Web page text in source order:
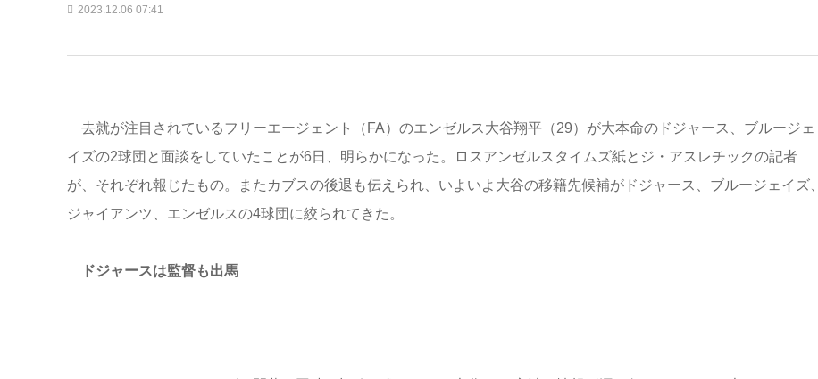
2023.12.06 07:41
去就が注目されているフリーエージェント（FA）のエンゼルス大谷翔平（29）が大本命のドジャース、ブルージェ
イズの2球団と面談をしていたことが6日、明らかになった。ロスアンゼルスタイムズ紙とジ・アスレチックの記者
が、それぞれ報じたもの。またカブスの後退も伝えられ、いよいよ大谷の移籍先候補がドジャース、ブルージェイズ、
ジャイアンツ、エンゼルスの4球団に絞られてきた。
ドジャースは監督も出馬